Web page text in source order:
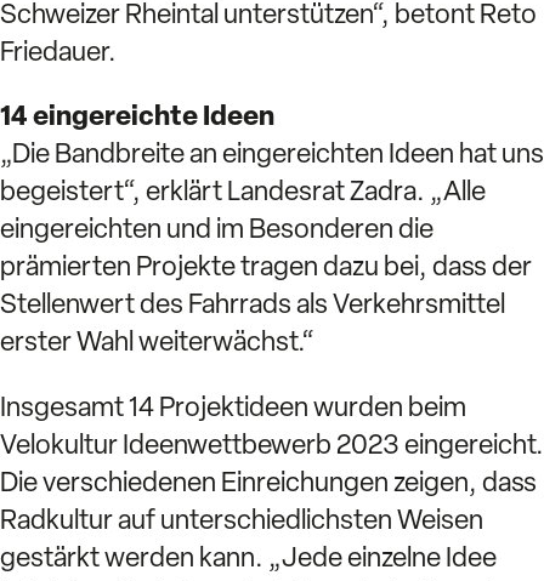
Schweizer Rheintal unterstützen“, betont Reto
Friedauer.
14 eingereichte Ideen
„Die Bandbreite an eingereichten Ideen hat uns
begeistert“, erklärt Landesrat Zadra. „Alle
eingereichten und im Besonderen die
prämierten Projekte tragen dazu bei, dass der
Stellenwert des Fahrrads als Verkehrsmittel
erster Wahl weiterwächst.“
Insgesamt 14 Projektideen wurden beim
Velokultur Ideenwettbewerb 2023 eingereicht.
Die verschiedenen Einreichungen zeigen, dass
Radkultur auf unterschiedlichsten Weisen
gestärkt werden kann. „Jede einzelne Idee